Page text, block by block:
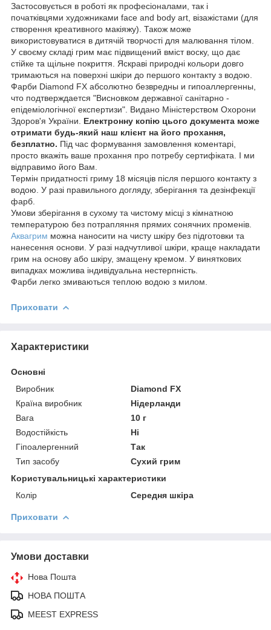
Застосовується в роботі як професіоналами, так і
початківцями художниками face and body art, візажістами (для
створення креативного макіяжу). Також може
використовуватися в дитячій творчості для малювання тілом.
У своєму складі грим має підвищений вміст воску, що дає
стійке та щільне покриття. Яскраві природні кольори довго
тримаються на поверхні шкіри до першого контакту з водою.
Фарби Diamond FX абсолютно безвредны и гипоаллергенны,
что подтверждается "Висновком державної санітарно -
епідеміологічної експертизи". Видано Міністерством Охорони
Здоров'я України. Електронну копію цього документа може
отримати будь-який наш клієнт на його прохання,
безплатно. Під час формування замовлення коментарі,
просто вкажіть ваше прохання про потребу сертифіката. І ми
відправимо його Вам.
Термін придатності гриму 18 місяців після першого контакту з
водою. У разі правильного догляду, зберігання та дезінфекції
фарб.
Умови зберігання в сухому та чистому місці з кімнатною
температурою без потрапляння прямих сонячних променів.
Аквагрим можна наносити на чисту шкіру без підготовки та
нанесення основи. У разі надчутливої шкіри, краще накладати
грим на основу або шкіру, змащену кремом. У виняткових
випадках можлива індивідуальна нестерпність.
Фарби легко змиваються теплою водою з милом.
Приховати
Характеристики
Основні
Виробник
Diamond FХ
Країна виробник
Нідерланди
Вага
10 г
Водостійкість
Ні
Гіпоалергенний
Так
Тип засобу
Сухий грим
Користувальницькі характеристики
Колір
Середня шкіра
Приховати
Умови доставки
Нова Пошта
НОВА ПОШТА
MEEST EXPRESS